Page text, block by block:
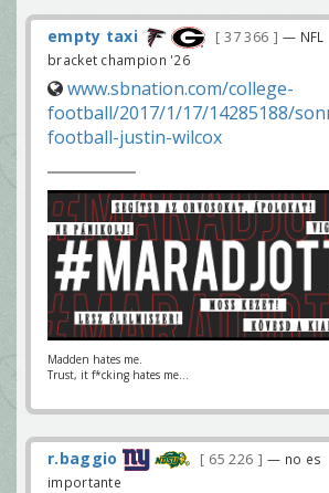
empty taxi 37 366
— NFL
bracket champion '26
www.sbnation.com/college-
football/2017/1/17/14285188/
football-justin-wilcox
Madden hates me.
Trust, it f*cking hates me...
r.baggio 65 226
— no es
importante